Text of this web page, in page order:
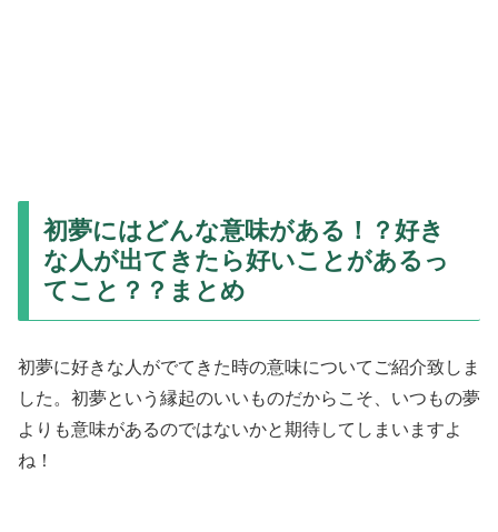
初夢にはどんな意味がある！？好き
な人が出てきたら好いことがあるっ
てこと？？まとめ
初夢に好きな人がでてきた時の意味についてご紹介致しま
した。初夢という縁起のいいものだからこそ、いつもの夢
よりも意味があるのではないかと期待してしまいますよ
ね！